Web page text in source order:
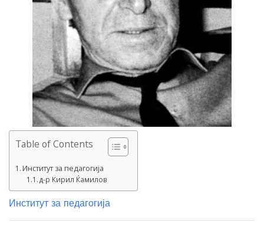
Table of Contents
Институт за педагогија
д-р Кирил Ќамилов
Институт за педагогија